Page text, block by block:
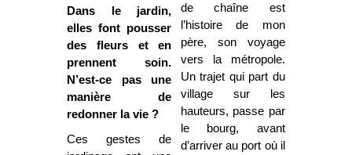
Dans le jardin,
elles font pousser
des fleurs et en
prennent soin.
N’est-ce pas une
manière de
redonner la vie ?
Ces gestes de
de chaîne est
l’histoire de mon
père, son voyage
vers lamétropole.
Un trajet qui part du
village sur les
hauteurs, passe par
le bourg, avant
d’arriver au port où il